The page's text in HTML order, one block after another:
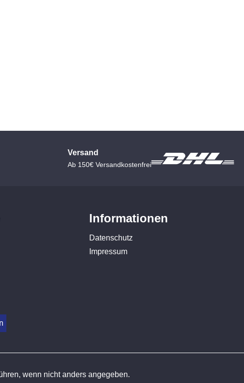
Versand
Ab 150€ Versandkostenfrei
Informationen
Datenschutz
Impressum
wenn nicht anders angegeben.